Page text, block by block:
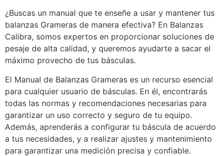
¿Buscas un manual que te enseñe a usar y mantener tus
balanzas Grameras de manera efectiva? En Balanzas
Calibra, somos expertos en proporcionar soluciones de
pesaje de alta calidad, y queremos ayudarte a sacar el
máximo provecho de tus básculas.
El Manual de Balanzas Grameras es un recurso esencial
para cualquier usuario de básculas. En él, encontrarás
todas las normas y recomendaciones necesarias para
garantizar un uso correcto y seguro de tu equipo.
Además, aprenderás a configurar tu báscula de acuerdo
a tus necesidades, y a realizar ajustes y mantenimiento
para garantizar una medición precisa y confiable.